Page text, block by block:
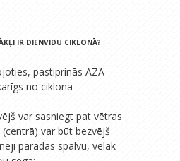
IR DIENVIDU CIKLONĀ?
pastiprinās AZA
no ciklona
var sasniegt pat vētras
(centrā) var būt bezvējš
parādās spalvu, vēlāk